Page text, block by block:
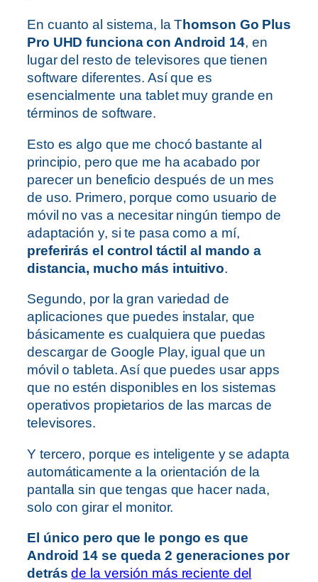
En cuanto al sistema, la Thomson Go Plus
Pro UHD funciona con Android 14, en
lugar del resto de televisores que tienen
software diferentes. Así que es
esencialmente una tablet muy grande en
términos de software.
Esto es algo que me chocó bastante al
principio, pero que me ha acabado por
parecer un beneficio después de un mes
de uso. Primero, porque como usuario de
móvil no vas a necesitar ningún tiempo de
adaptación y, si te pasa como a mí,
preferirás el control táctil al mando a
distancia, mucho más intuitivo.
Segundo, por la gran variedad de
aplicaciones que puedes instalar, que
básicamente es cualquiera que puedas
descargar de Google Play, igual que un
móvil o tableta. Así que puedes usar apps
que no estén disponibles en los sistemas
operativos propietarios de las marcas de
televisores.
Y tercero, porque es inteligente y se adapta
automáticamente a la orientación de la
pantalla sin que tengas que hacer nada,
solo con girar el monitor.
El único pero que le pongo es que
Android 14 se queda 2 generaciones por
detrás de la versión más reciente del